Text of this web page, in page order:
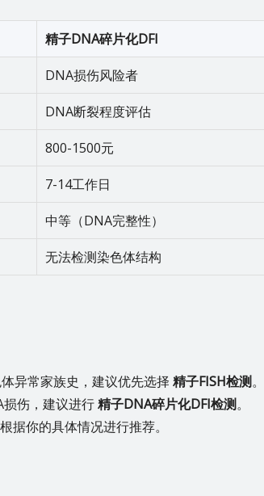
精子DNA碎片化DFI
DNA损伤风险者
DNA断裂程度评估
800-1500元
7-14工作日
中等（DNA完整性）
无法检测染色体结构
异常家族史，建议优先选择 精子FISH检测。
伤，建议进行精子DNA碎片化DFI检测。
据你的具体情况进行推荐。